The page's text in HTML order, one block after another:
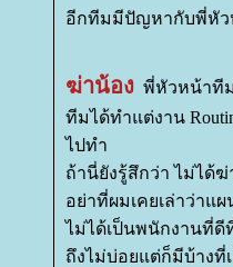
อีกทีมมีปัญหากับพี่หัว
ฆ่าน้อง พี่หัวหน้าที
ทีมได้ทำแต่งาน
ไปทำ
ถ้านี่ยังรู้สึกว่า ไม่ได้
อย่าที่ผมเคยเล่าว่าแ
ไม่ได้เป็นพนักงานที่ดี
ถึงไม่บ่อยแต่ก็มีบ้างที่